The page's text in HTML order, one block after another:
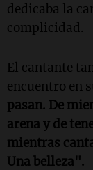
dedicaba la
complicidad.
El cantante
encuentro en
pasan. De
arena y de
mientras
Una belleza".